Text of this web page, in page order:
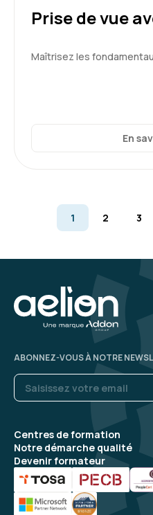
Prise de vue
Maîtrisez les
En
1 2 3
Centres de formation
Notre démarche qualité
Devenir formateur
ABONNEZ-VOUS À NOTRE